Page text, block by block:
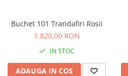
Buchet 101 Trandafiri Rosii
1.820,00 RON
IN STOC
ADAUGA IN COS